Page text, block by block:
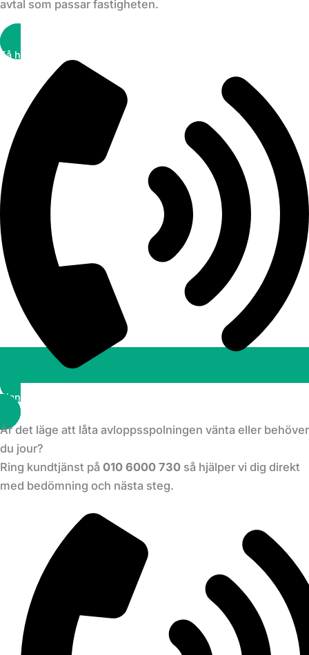
avtal som passar fastigheten.
Få hjälp snabbt!
Planera ett besök
Är det läge att låta avloppsspolningen vänta eller behöver
du jour?
Ring kundtjänst på 010 6000 730 så hjälper vi dig direkt
med bedömning och nästa steg.